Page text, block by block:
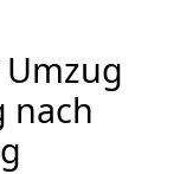
nach